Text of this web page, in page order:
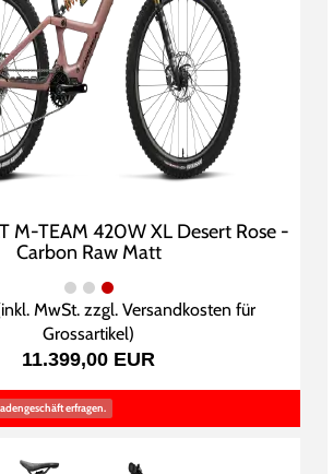
M-TEAM 420W XL Desert Rose -
Carbon Raw Matt
MwSt. zzgl. Versandkosten für
Grossartikel)
11.399,00 EUR
erfragen.